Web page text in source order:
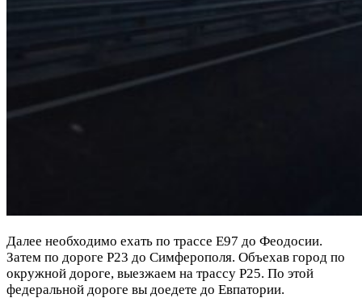
Далее необходимо ехать по трассе Е97 до Феодосии.
Затем по дороге Р23 до Симферополя. Объехав город по
окружной дороге, выезжаем на трассу Р25. По этой
федеральной дороге вы доедете до Евпатории.